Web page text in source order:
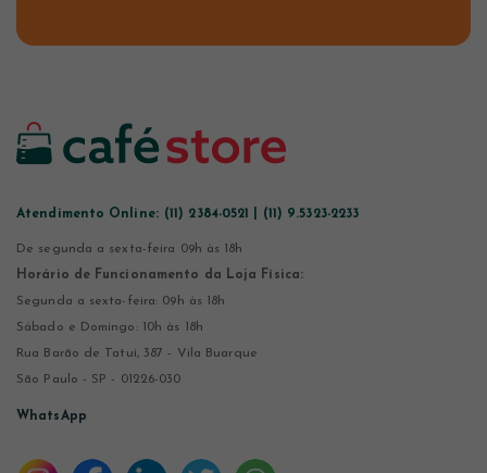
Atendimento Online: (11) 2384-0521 | (11) 9.5323-2233
De segunda a sexta-feira 09h às 18h
Horário de Funcionamento da Loja Física:
Segunda a sexta-feira: 09h às 18h
Sábado e Domingo: 10h às 18h
Rua Barão de Tatuí, 387 - Vila Buarque
São Paulo - SP - 01226-030
WhatsApp